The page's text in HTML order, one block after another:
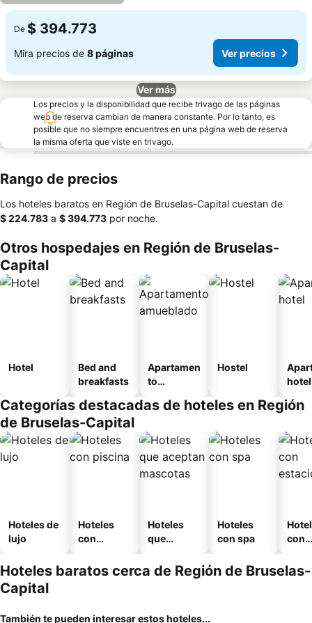
De $ 394.773
Mira precios de 8 páginas Ver precios
Ver más
Los precios y la disponibilidad que recibe trivago de las páginas
web de reserva cambian de manera constante. Por lo tanto, es
posible que no siempre encuentres en una página web de reserva
la misma oferta que viste en trivago.
Rango de precios
Los hoteles baratos en Región de Bruselas-Capital cuestan de
‎$ 224.783 a ‎$ 394.773 por noche.
Otros hospedajes en Región de Bruselas-
Capital
Hotel
Bed and
breakfasts
Apartamen
to
o
Hostel
hotel
Categorías destacadas de hoteles en Región
de Bruselas-Capital
Hoteles de
lujo
Hoteles
con
Hoteles
que
mascotas
Hoteles
con spa
con
Hoteles baratos cerca de Región de Bruselas-
Capital
También te pueden interesar estos hoteles...